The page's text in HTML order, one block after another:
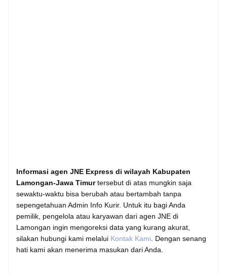
Informasi agen JNE Express di wilayah Kabupaten
Lamongan-Jawa Timurtersebut di atas mungkin saja
sewaktu-waktu bisa berubah atau bertambah tanpa
sepengetahuan Admin Info Kurir. Untuk itu bagi Anda
pemilik, pengelola atau karyawan dari agen JNE di
Lamongan ingin mengoreksi data yang kurang akurat,
silakan hubungi kami melalui Kontak Kami. Dengan senang
hati kami akan menerima masukan dari Anda.